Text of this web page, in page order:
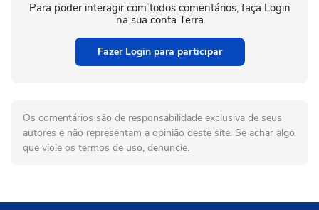
Para poder interagir com todos comentários, faça Login
na sua conta Terra
Fazer Login para participar
Os comentários são de responsabilidade exclusiva de seus
autores e não representam a opinião deste site. Se achar algo
que viole os termos de uso, denuncie.